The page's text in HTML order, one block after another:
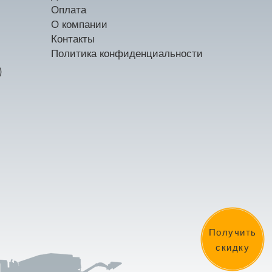
Получить
скидку
Оплата
О компании
Контакты
Политика конфиденциальности